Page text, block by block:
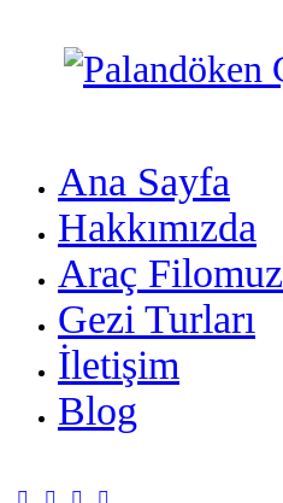
Ana Sayfa
Hakkımızda
Araç Filomuz
Gezi Turları
İletişim
Blog